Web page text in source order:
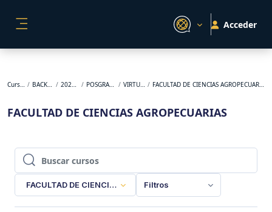
Acceder
Cursos BACKUP 2026-1 POSGRADO VIRTUAL FACULTAD DE CIENCIAS AGROPECUARIAS
FACULTAD DE CIENCIAS AGROPECUARIAS
Buscar cursos
Buscar cursos
FACULTAD DE CIENCIAS AGROPECUARIAS
Filtros